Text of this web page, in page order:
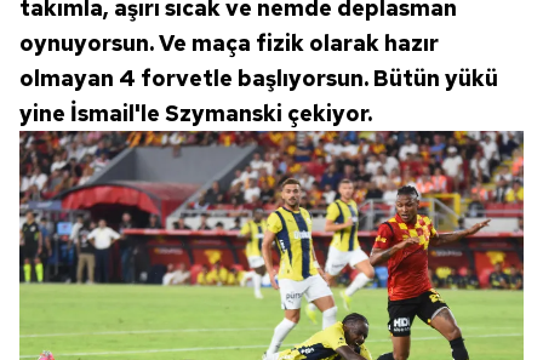
kullanılmaktadır. Diğer çerezler, sitemizin daha işlevsel
kılınması ve kişiselleştirilmesi ve sizlere yönelik
reklam/pazarlama faaliyetlerinin yapılması, amaçlarıyla
sınırlı olarak açık rızanız dahilinde kullanılacaktır.
Çerezlere ilişkin tercihlerinizi aşağıda yer alan panel
vasıtasıyla belirleyebilirsiniz. Çerezlere ilişkin detaylı bilgi
için Ayarlar butonuna tıklayabilir,Çerez Bilgilendirme
Metnimizi
ziyaret edebilirsiniz.
6698 sayılı Kişisel Verilerin Korunması Kanunu uyarınca
hazırlanmış Aydınlatma Metnimizi okumak ve sitemizde
takımla, aşırı sıcak ve nemde deplasman
oynuyorsun. Ve maça fizik olarak hazır
olmayan 4 forvetle başlıyorsun. Bütün yükü
yine İsmail'le Szymanski çekiyor.